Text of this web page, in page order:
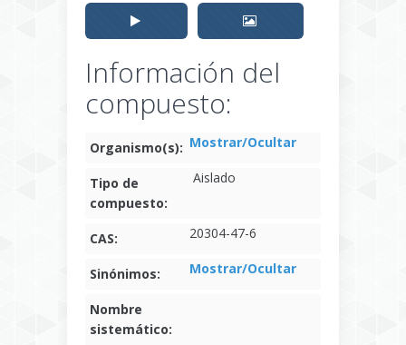
Información del
compuesto:
Organismo(s): Mostrar/Ocultar
Tipo de
compuesto:
Aislado
CAS: 20304-47-6
Sinónimos: Mostrar/Ocultar
Nombre
sistemático: